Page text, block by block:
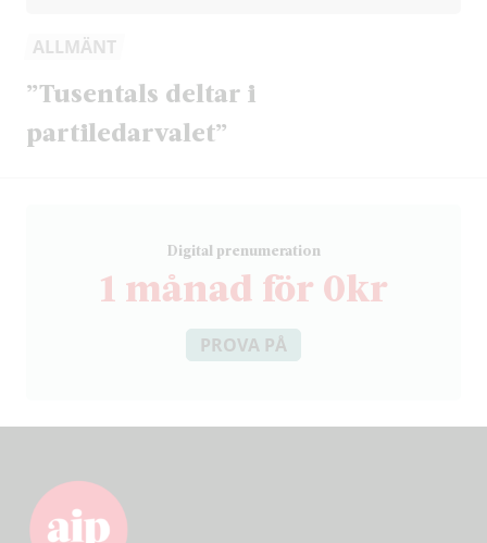
ALLMÄNT
”Tusentals deltar i
partiledarvalet”
Digital prenumeration
1 månad för 0kr
PROVA PÅ